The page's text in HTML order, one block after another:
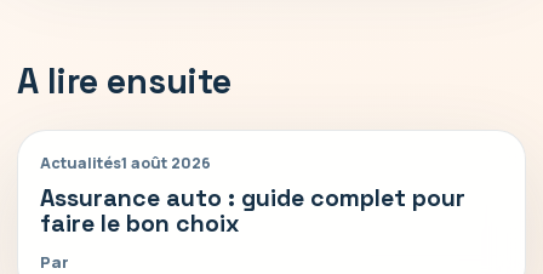
A lire ensuite
Actualités1 août 2026
Assurance auto : guide complet pour
faire le bon choix
Par